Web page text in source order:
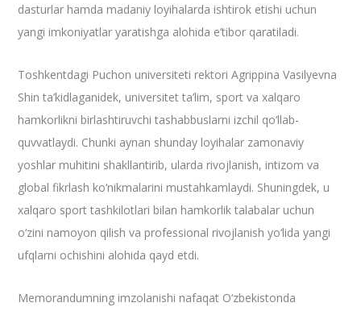
dasturlar hamda madaniy loyihalarda ishtirok etishi uchun
yangi imkoniyatlar yaratishga alohida e’tibor qaratiladi.
Toshkentdagi Puchon universiteti rektori Agrippina Vasilyevna
Shin ta’kidlaganidek, universitet ta’lim, sport va xalqaro
hamkorlikni birlashtiruvchi tashabbuslarni izchil qo‘llab-
quvvatlaydi. Chunki aynan shunday loyihalar zamonaviy
yoshlar muhitini shakllantirib, ularda rivojlanish, intizom va
global fikrlash ko‘nikmalarini mustahkamlaydi. Shuningdek, u
xalqaro sport tashkilotlari bilan hamkorlik talabalar uchun
o‘zini namoyon qilish va professional rivojlanish yo‘lida yangi
ufqlarni ochishini alohida qayd etdi.
Memorandumning imzolanishi nafaqat O‘zbekistonda